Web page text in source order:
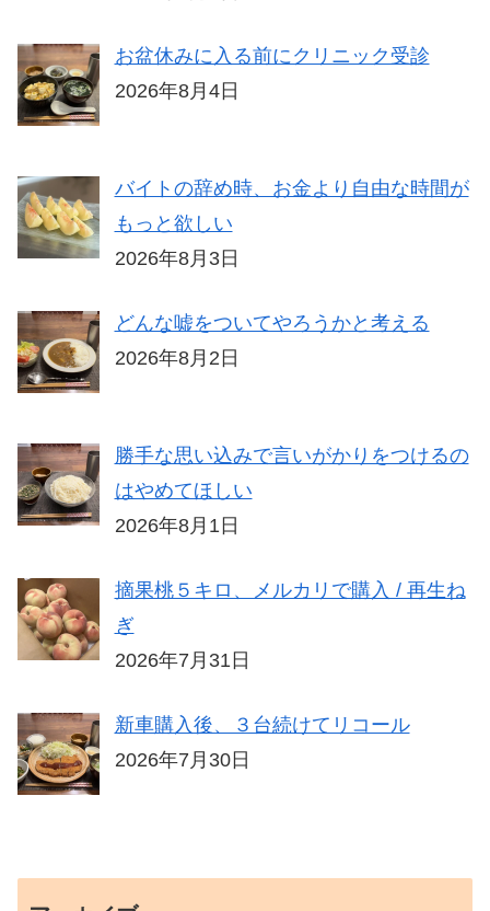
お盆休みに入る前にクリニック受診
2026年8月4日
バイトの辞め時、お金より自由な時間が
もっと欲しい
2026年8月3日
どんな嘘をついてやろうかと考える
2026年8月2日
勝手な思い込みで言いがかりをつけるの
はやめてほしい
2026年8月1日
摘果桃５キロ、メルカリで購入 / 再生ね
ぎ
2026年7月31日
新車購入後、３台続けてリコール
2026年7月30日